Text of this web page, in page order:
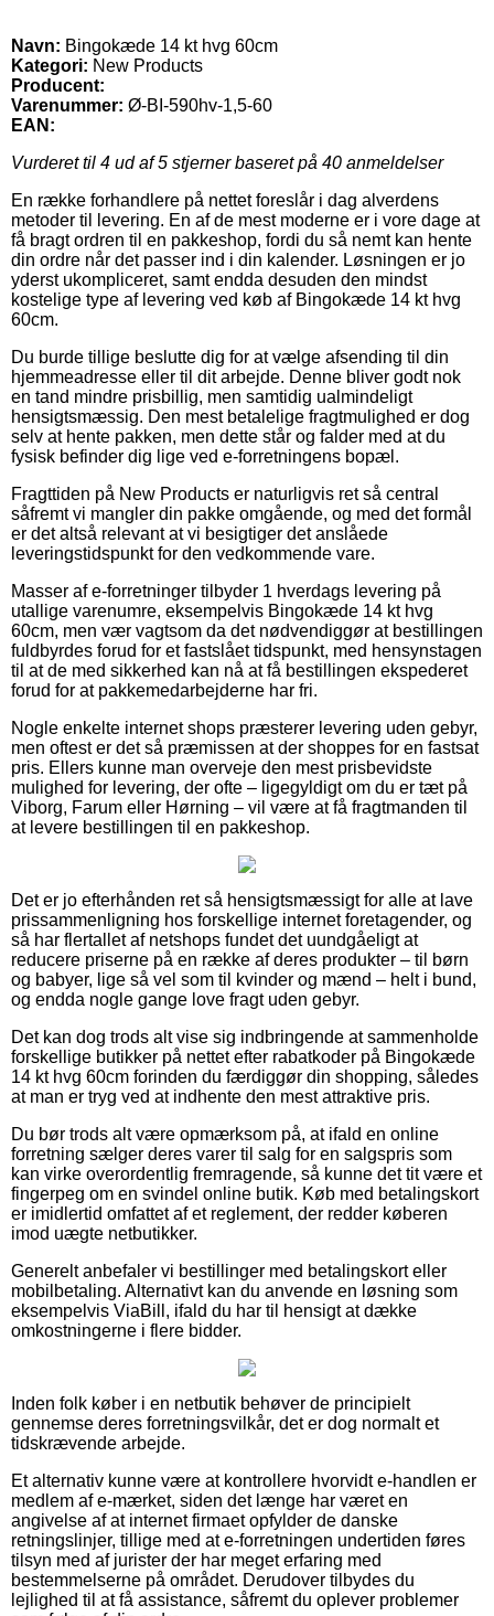
Navn: Bingokæde 14 kt hvg 60cm
Kategori: New Products
Producent:
Varenummer: Ø-BI-590hv-1,5-60
EAN:
Vurderet til 4 ud af 5 stjerner baseret på 40 anmeldelser
En række forhandlere på nettet foreslår i dag alverdens
metoder til levering. En af de mest moderne er i vore dage at
få bragt ordren til en pakkeshop, fordi du så nemt kan hente
din ordre når det passer ind i din kalender. Løsningen er jo
yderst ukompliceret, samt endda desuden den mindst
kostelige type af levering ved køb af Bingokæde 14 kt hvg
60cm.
Du burde tillige beslutte dig for at vælge afsending til din
hjemmeadresse eller til dit arbejde. Denne bliver godt nok
en tand mindre prisbillig, men samtidig ualmindeligt
hensigtsmæssig. Den mest betalelige fragtmulighed er dog
selv at hente pakken, men dette står og falder med at du
fysisk befinder dig lige ved e-forretningens bopæl.
Fragttiden på New Products er naturligvis ret så central
såfremt vi mangler din pakke omgående, og med det formål
er det altså relevant at vi besigtiger det anslåede
leveringstidspunkt for den vedkommende vare.
Masser af e-forretninger tilbyder 1 hverdags levering på
utallige varenumre, eksempelvis Bingokæde 14 kt hvg
60cm, men vær vagtsom da det nødvendiggør at bestillingen
fuldbyrdes forud for et fastslået tidspunkt, med hensynstagen
til at de med sikkerhed kan nå at få bestillingen ekspederet
forud for at pakkemedarbejderne har fri.
Nogle enkelte internet shops præsterer levering uden gebyr,
men oftest er det så præmissen at der shoppes for en fastsat
pris. Ellers kunne man overveje den mest prisbevidste
mulighed for levering, der ofte – ligegyldigt om du er tæt på
Viborg, Farum eller Hørning – vil være at få fragtmanden til
at levere bestillingen til en pakkeshop.
Det er jo efterhånden ret så hensigtsmæssigt for alle at lave
prissammenligning hos forskellige internet foretagender, og
så har flertallet af netshops fundet det uundgåeligt at
reducere priserne på en række af deres produkter – til børn
og babyer, lige så vel som til kvinder og mænd – helt i bund,
og endda nogle gange love fragt uden gebyr.
Det kan dog trods alt vise sig indbringende at sammenholde
forskellige butikker på nettet efter rabatkoder på Bingokæde
14 kt hvg 60cm forinden du færdiggør din shopping, således
at man er tryg ved at indhente den mest attraktive pris.
Du bør trods alt være opmærksom på, at ifald en online
forretning sælger deres varer til salg for en salgspris som
kan virke overordentlig fremragende, så kunne det tit være et
fingerpeg om en svindel online butik. Køb med betalingskort
er imidlertid omfattet af et reglement, der redder køberen
imod uægte netbutikker.
Generelt anbefaler vi bestillinger med betalingskort eller
mobilbetaling. Alternativt kan du anvende en løsning som
eksempelvis ViaBill, ifald du har til hensigt at dække
omkostningerne i flere bidder.
Inden folk køber i en netbutik behøver de principielt
gennemse deres forretningsvilkår, det er dog normalt et
tidskrævende arbejde.
Et alternativ kunne være at kontrollere hvorvidt e-handlen er
medlem af e-mærket, siden det længe har været en
angivelse af at internet firmaet opfylder de danske
retningslinjer, tillige med at e-forretningen undertiden føres
tilsyn med af jurister der har meget erfaring med
bestemmelserne på området. Derudover tilbydes du
lejlighed til at få assistance, såfremt du oplever problemer